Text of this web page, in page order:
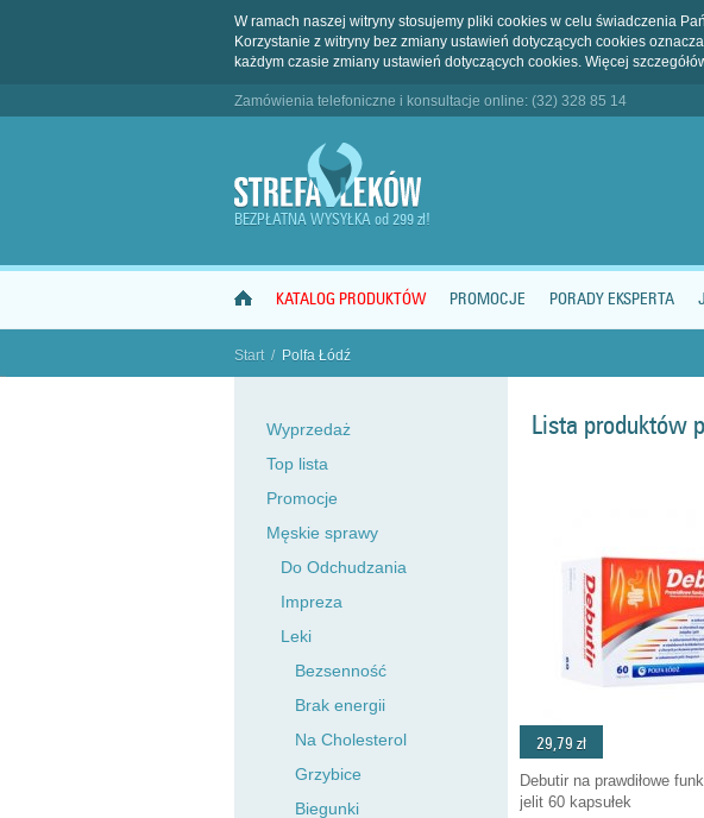
W ramach naszej witryny stosujemy pliki cookies w celu świadczenia
Korzystanie z witryny bez zmiany ustawień dotyczących cookies
każdym czasie zmiany ustawień dotyczących cookies. Więcej
Zamówienia telefoniczne i konsultacje online: (32) 328 85 14
BEZPŁATNA WYSYŁKA od 299 zł!
KATALOG PRODUKTÓW PROMOCJE PORADY EKSPERTA
Start / Polfa Łódź
"
Wyprzedaż
Top lista
Promocje
Męskie sprawy
Do Odchudzania
Impreza
Leki
Bezsenność
Brak energii
Na Cholesterol
Grzybice
Biegunki
Lista produktów
29,79 zł
Debutir na prawdiłowe
jelit 60 kapsułek